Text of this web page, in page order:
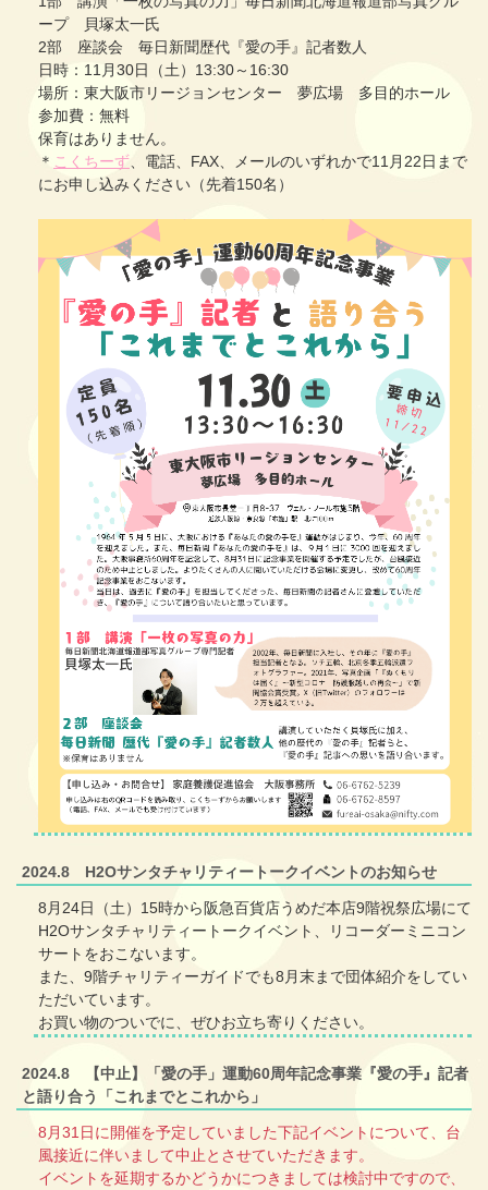
ープ 貝塚太一氏
2部 座談会 毎日新聞歴代『愛の手』記者数人
日時：11月30日（土）13:30～16:30
場所：東大阪市リージョンセンター 夢広場 多目的ホール
参加費：無料
保育はありません。
＊ こくちーず、電話、FAX、メールのいずれかで11月22日まで
にお申し込みください（先着150名）
2024.8 H2Oサンタチャリティートークイベントのお知らせ
8月24日（土）15時から阪急百貨店うめだ本店9階祝祭広場にて
H2Oサンタチャリティートークイベント、リコーダーミニコン
サートをおこないます。
また、9階チャリティーガイドでも8月末まで団体紹介をしてい
ただいています。
お買い物のついでに、ぜひお立ち寄りください。
2024.8 【中止】「愛の手」運動60周年記念事業『愛の手』記者
と語り合う「これまでとこれから」
8月31日に開催を予定していました下記イベントについて、台
風接近に伴いまして中止とさせていただきます。
イベントを延期するかどうかにつきましては検討中ですので、